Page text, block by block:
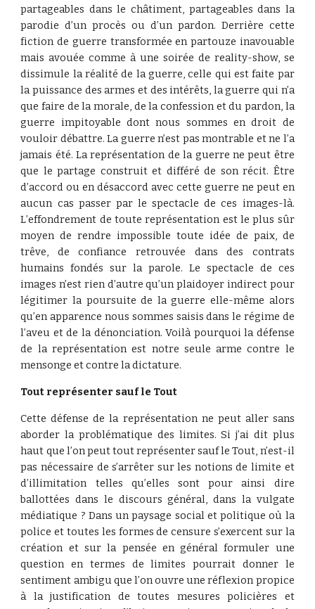
partageables dans le châtiment, partageables dans la
parodie d’un procès ou d’un pardon. Derrière cette
fiction de guerre transformée en partouze inavouable
mais avouée comme à une soirée de reality-show, se
dissimule la réalité de la guerre, celle qui est faite par
la puissance des armes et des intérêts, la guerre qui n’a
que faire de la morale, de la confession et du pardon, la
guerre impitoyable dont nous sommes en droit de
vouloir débattre. La guerre n’est pas montrable et ne l’a
jamais été. La représentation de la guerre ne peut être
que le partage construit et différé de son récit. Être
d’accord ou en désaccord avec cette guerre ne peut en
aucun cas passer par le spectacle de ces images-là.
L’effondrement de toute représentation est le plus sûr
moyen de rendre impossible toute idée de paix, de
trêve, de confiance retrouvée dans des contrats
humains fondés sur la parole. Le spectacle de ces
images n’est rien d’autre qu’un plaidoyer indirect pour
légitimer la poursuite de la guerre elle-même alors
qu’en apparence nous sommes saisis dans le régime de
l’aveu et de la dénonciation. Voilà pourquoi la défense
de la représentation est notre seule arme contre le
mensonge et contre la dictature.
Tout représenter sauf le Tout
Cette défense de la représentation ne peut aller sans
aborder la problématique des limites. Si j’ai dit plus
haut que l’on peut tout représenter sauf le Tout, n’est-il
pas nécessaire de s’arrêter sur les notions de limite et
d’illimitation telles qu’elles sont pour ainsi dire
ballottées dans le discours général, dans la vulgate
médiatique ? Dans un paysage social et politique où la
police et toutes les formes de censure s’exercent sur la
création et sur la pensée en général formuler une
question en termes de limites pourrait donner le
sentiment ambigu que l’on ouvre une réflexion propice
à la justification de toutes mesures policières et